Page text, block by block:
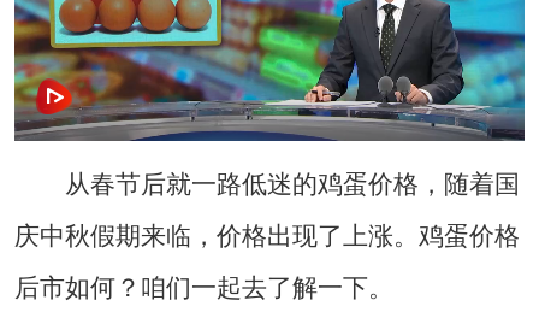
从春节后就一路低迷的鸡蛋价格，随着国
庆中秋假期来临，价格出现了上涨。鸡蛋价格
后市如何？咱们一起去了解一下。